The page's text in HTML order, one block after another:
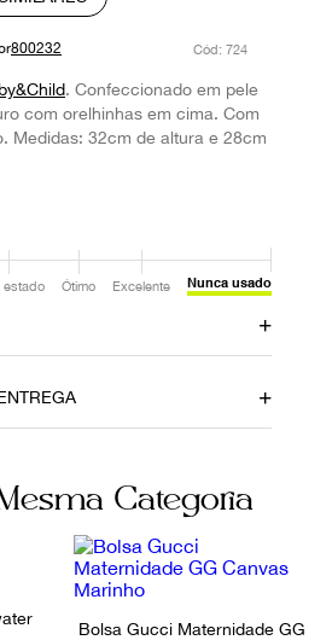
800232 : 724
. Confeccionado em pele
com orelhinhas em cima. Com
Medidas: 32cm de altura e 28cm
estado Ótimo Excelente Nunca usado
Marrom
800232Categoria
Bolsa Gucci Maternidade GG